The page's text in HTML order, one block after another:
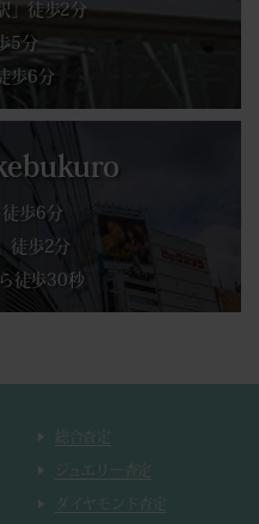
」徒歩2分
5分
歩6分
徒歩6分
徒歩2分
徒歩30秒
総合査定
ジュエリー査定
ダイヤモンド査定